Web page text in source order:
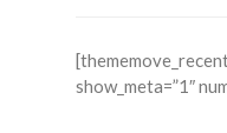
show_meta=”1″